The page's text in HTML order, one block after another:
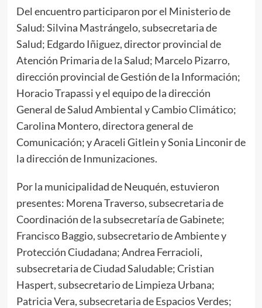
Del encuentro participaron por el Ministerio de
Salud: Silvina Mastrángelo, subsecretaria de
Salud; Edgardo Iñiguez, director provincial de
Atención Primaria de la Salud; Marcelo Pizarro,
dirección provincial de Gestión de la Información;
Horacio Trapassi y el equipo de la dirección
General de Salud Ambiental y Cambio Climático;
Carolina Montero, directora general de
Comunicación; y Araceli Gitlein y Sonia Linconir de
la dirección de Inmunizaciones.
Por la municipalidad de Neuquén, estuvieron
presentes: Morena Traverso, subsecretaria de
Coordinación de la subsecretaría de Gabinete;
Francisco Baggio, subsecretario de Ambiente y
Protección Ciudadana; Andrea Ferracioli,
subsecretaria de Ciudad Saludable; Cristian
Haspert, subsecretario de Limpieza Urbana;
Patricia Vera, subsecretaria de Espacios Verdes;